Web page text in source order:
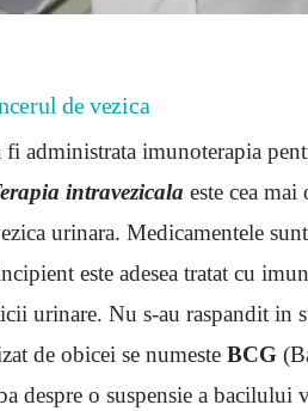
de vezica
administrata imunoterapia
intravezicala este cea
urinara. Medicamentele
este adesea tratat cu
urinare. Nu s-au raspandit in
de obicei se numeste BCG
despre o suspensie a bacilului